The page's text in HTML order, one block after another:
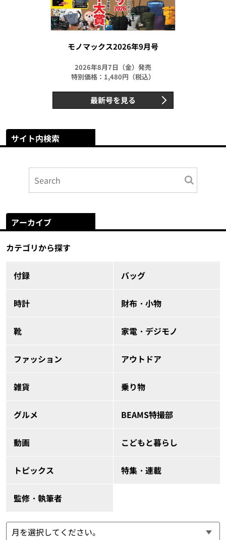
モノマックス2026年9月号
2026年8月7日（金）発売
特別価格：1,480円（税込）
最新号を見る
サイト内検索
アーカイブ
カテゴリから探す
付録 バッグ
時計 財布・小物
靴 家電・デジモノ
ファッション アウトドア
雑貨 乗り物
グルメ BEAMS特撮部
動画 こどもと暮らし
トピックス 特集・連載
監修・執筆者